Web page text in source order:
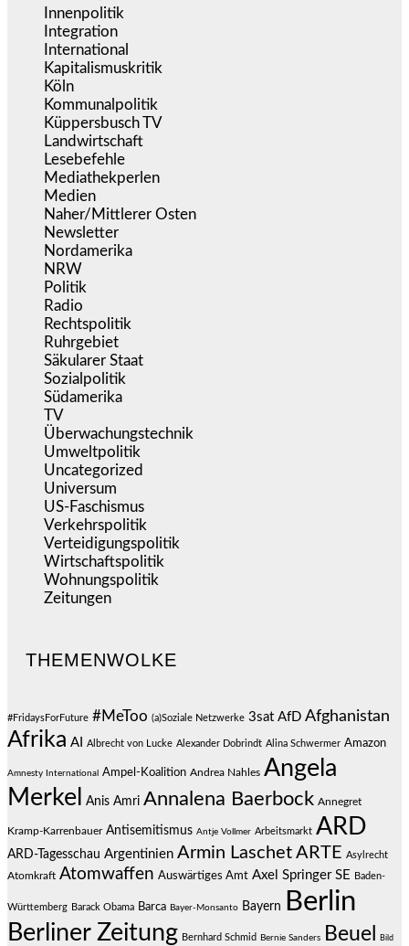
Innenpolitik
Integration
International
Kapitalismuskritik
Köln
Kommunalpolitik
Küppersbusch TV
Landwirtschaft
Lesebefehle
Mediathekperlen
Medien
Naher/Mittlerer Osten
Newsletter
Nordamerika
NRW
Politik
Radio
Rechtspolitik
Ruhrgebiet
Säkularer Staat
Sozialpolitik
Südamerika
TV
Überwachungstechnik
Umweltpolitik
Uncategorized
Universum
US-Faschismus
Verkehrspolitik
Verteidigungspolitik
Wirtschaftspolitik
Wohnungspolitik
Zeitungen
THEMENWOLKE
#FridaysForFuture #MeToo (a)Soziale Netzwerke 3sat AfD Afghanistan
Afrika AI Albrecht von Lucke Alexander Dobrindt Alina Schwermer Amazon
Amnesty International Ampel-Koalition Andrea Nahles Angela
Merkel
Anis Amri Annalena Baerbock Annegret
Kramp-Karrenbauer Antisemitismus Antje Vollmer Arbeitsmarkt ARD
ARD-Tagesschau Argentinien Armin Laschet ARTE Asylrecht
Atomkraft Atomwaffen Auswärtiges Amt Axel Springer SE Baden-
Württemberg Barack Obama Barca Bayer-Monsanto Bayern Berlin
Berliner Zeitung Bernhard Schmid Bernie Sanders Beuel Bild